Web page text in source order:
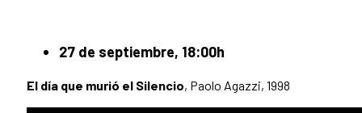
27 de septiembre, 18:00h
El día que murió el Silencio, Paolo Agazzi, 1998